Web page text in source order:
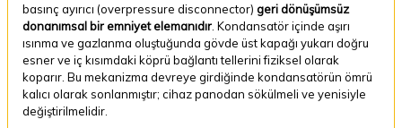
basınç ayırıcı (overpressure disconnector) geri dönüşümsüz
donanımsal bir emniyet elemanıdır . Kondansatör içinde aşırı
ısınma ve gazlanma oluştuğunda gövde üst kapağı yukarı doğru
esner ve iç kısımdaki köprü bağlantı tellerini fiziksel olarak
koparır. Bu mekanizma devreye girdiğinde kondansatörün ömrü
kalıcı olarak sonlanmıştır; cihaz panodan sökülmeli ve yenisiyle
değiştirilmelidir.